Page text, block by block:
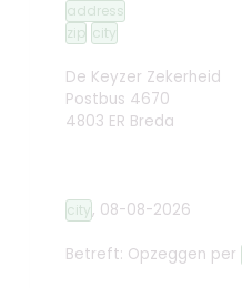
address
zip city
De Keyzer Zekerheid
Postbus 4670
4803 ER Breda
city, 08-08-2026
Betreft: Opzeggen per